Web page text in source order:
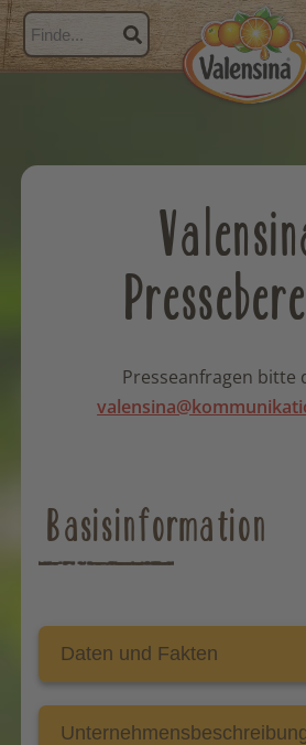
Presseanfragen bitte
Basisinformation
Daten und Fakten